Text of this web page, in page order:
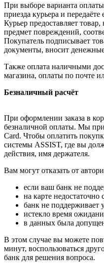
При выборе варианта
приезда курьера и
Курьер предоставляет
предмет повреждений,
Покупатель подписывает
документы, вносит
Также оплата наличными
магазина, оплаты по почте
Безналичный расчёт
При оформлении заказа в
безналичной оплаты. Мы
Card. Чтобы оплатить
системы ASSIST, где вы
действия, имя держателя.
Вам могут отказать от
если ваш банк не
на карте недостаточно
банк не поддерживает
истекло время
в данных была
В этом случае вы можете
минут, воспользоваться
банк для решения вопроса.